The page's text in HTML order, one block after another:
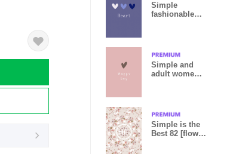
Simple
fashionable
Simple and
adult women's
Simple is the
Best 82 [flower